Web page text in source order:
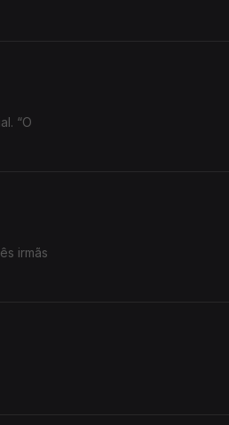
“O
irmãs